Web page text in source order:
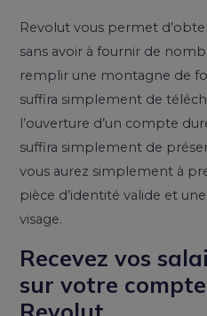
Revolut vous permet
sans avoir à fournir de
remplir une montagne de
suffira simplement de
l’ouverture d’un compte
suffira simplement de
vous aurez simplement à
pièce d’identité valide et
visage.
Recevez vos
sur votre